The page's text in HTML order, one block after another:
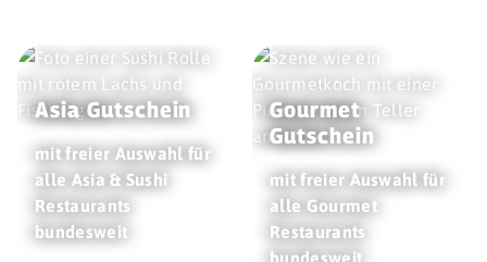
Asia Gutschein
mit freier Auswahl für
alle Asia & Sushi
Restaurants
bundesweit
Gourmet
Gutschein
mit freier Auswahl für
alle Gourmet
Restaurants
bundesweit